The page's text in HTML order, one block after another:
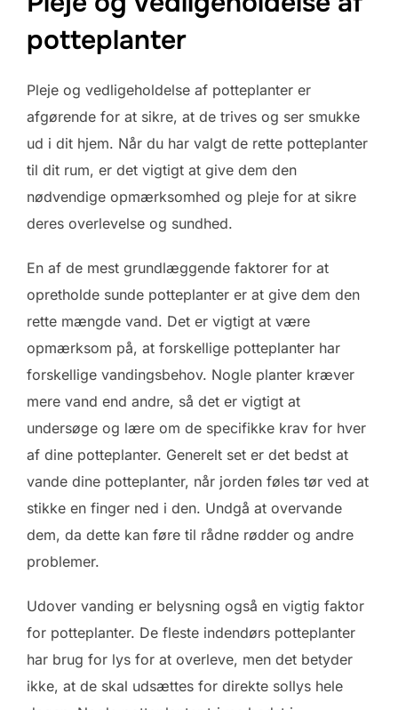
potteplanter
Pleje og vedligeholdelse af potteplanter er
afgørende for at sikre, at de trives og ser smukke
ud i dit hjem. Når du har valgt de rette potteplanter
til dit rum, er det vigtigt at give dem den
nødvendige opmærksomhed og pleje for at sikre
deres overlevelse og sundhed.
En af de mest grundlæggende faktorer for at
opretholde sunde potteplanter er at give dem den
rette mængde vand. Det er vigtigt at være
opmærksom på, at forskellige potteplanter har
forskellige vandingsbehov. Nogle planter kræver
mere vand end andre, så det er vigtigt at
undersøge og lære om de specifikke krav for hver
af dine potteplanter. Generelt set er det bedst at
vande dine potteplanter, når jorden føles tør ved at
stikke en finger ned i den. Undgå at overvande
dem, da dette kan føre til rådne rødder og andre
problemer.
Udover vanding er belysning også en vigtig faktor
for potteplanter. De fleste indendørs potteplanter
har brug for lys for at overleve, men det betyder
ikke, at de skal udsættes for direkte sollys hele